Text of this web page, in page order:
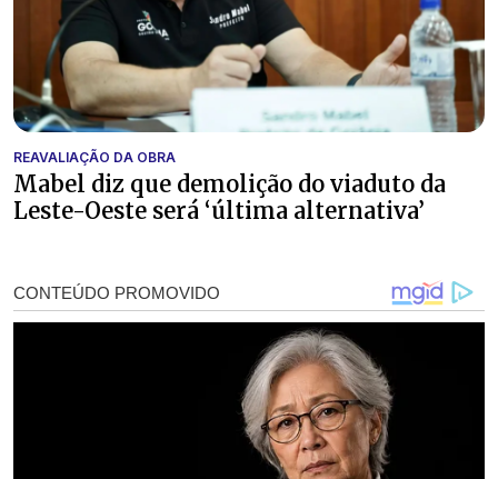
REAVALIAÇÃO DA OBRA
Mabel diz que demolição do viaduto da
Leste-Oeste será ‘última alternativa’